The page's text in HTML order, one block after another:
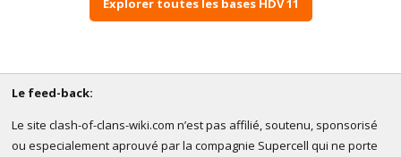
Explorer toutes les bases HDV 11
Le feed-back:
Le site clash-of-clans-wiki.com n’est pas affilié, soutenu, sponsorisé
ou especialement aprouvé par la compagnie Supercell qui ne porte